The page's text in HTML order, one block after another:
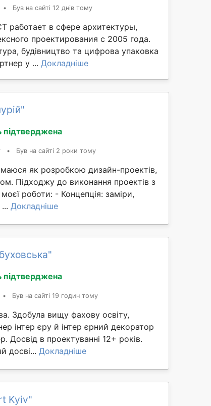
• Був на сайті 12 днів тому
работает в сфере архитектуры,
проектирования с 2005 года.
будівництво та цифрова упаковка
у ... Докладніше
підтверджена
• Був на сайті 2 роки тому
як розробкою дизайн-проектів,
Підходжу до виконання проектів з
роботи: - Концепція: заміри,
Докладніше
підтверджена
• Був на сайті 19 годин тому
Здобула вищу фахову освіту,
інтер єру й інтер єрний декоратор
Досвід в проектуванні 12+ років.
досві... Докладніше
Kyiv"